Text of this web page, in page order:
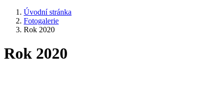
Úvodní stránka
Fotogalerie
Rok 2020
Rok 2020